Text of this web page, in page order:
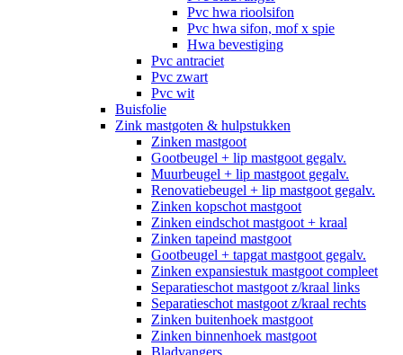
Pvc hwa rioolsifon
Pvc hwa sifon, mof x spie
Hwa bevestiging
Pvc antraciet
Pvc zwart
Pvc wit
Buisfolie
Zink mastgoten & hulpstukken
Zinken mastgoot
Gootbeugel + lip mastgoot gegalv.
Muurbeugel + lip mastgoot gegalv.
Renovatiebeugel + lip mastgoot gegalv.
Zinken kopschot mastgoot
Zinken eindschot mastgoot + kraal
Zinken tapeind mastgoot
Gootbeugel + tapgat mastgoot gegalv.
Zinken expansiestuk mastgoot compleet
Separatieschot mastgoot z/kraal links
Separatieschot mastgoot z/kraal rechts
Zinken buitenhoek mastgoot
Zinken binnenhoek mastgoot
Bladvangers